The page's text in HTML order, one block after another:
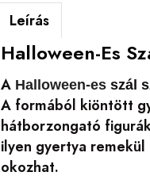
Leírás
Halloween-Es
A Halloween-es szál
A formából kiöntött
hátborzongató
ilyen gyertya
okozhat.